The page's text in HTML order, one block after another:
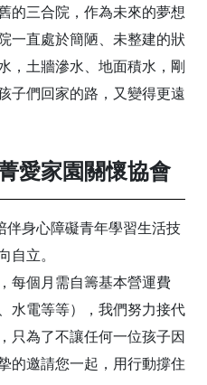
的三合院，作為未來的夢想
一直處於簡陋、未整建的狀
，土牆滲水、地面積水，剛
子們回家的路，又變得更遠
愛家園關懷協會
身心障礙青年學習生活技
立。
每個月需自籌基本營運費
水電等等），我們努力接代
只為了不讓任何一位孩子因
的邀請您一起，用行動撐住